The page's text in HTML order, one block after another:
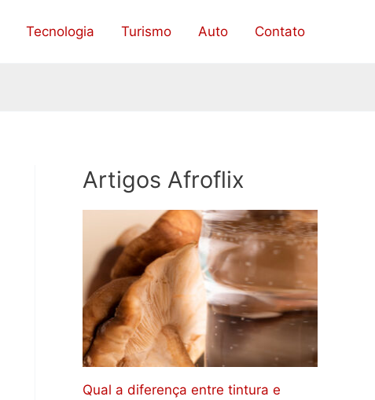
Tecnologia Turismo Auto Contato
Artigos Afroflix
Qual a diferença entre tintura e